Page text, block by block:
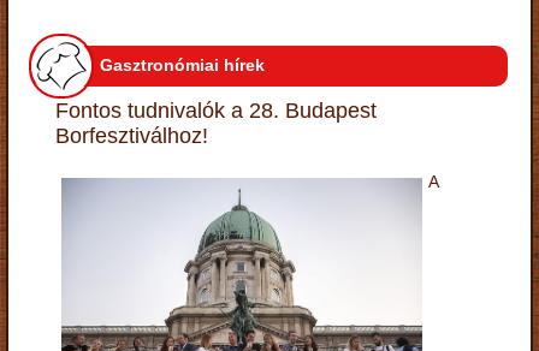
Gasztronómiai hírek
Fontos tudnivalók a 28. Budapest
Borfesztiválhoz!
A